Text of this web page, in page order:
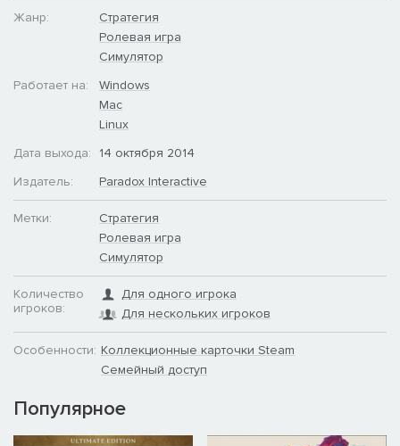
Жанр:
Стратегия
Ролевая игра
Симулятор
Работает на:
Windows
Mac
Linux
Дата выхода:
14 октября 2014
Издатель:
Paradox Interactive
Метки:
Стратегия
Ролевая игра
Симулятор
Количество
игроков:
Для одного игрока
Для нескольких игроков
Особенности: Коллекционные карточки Steam
Семейный доступ
Популярное